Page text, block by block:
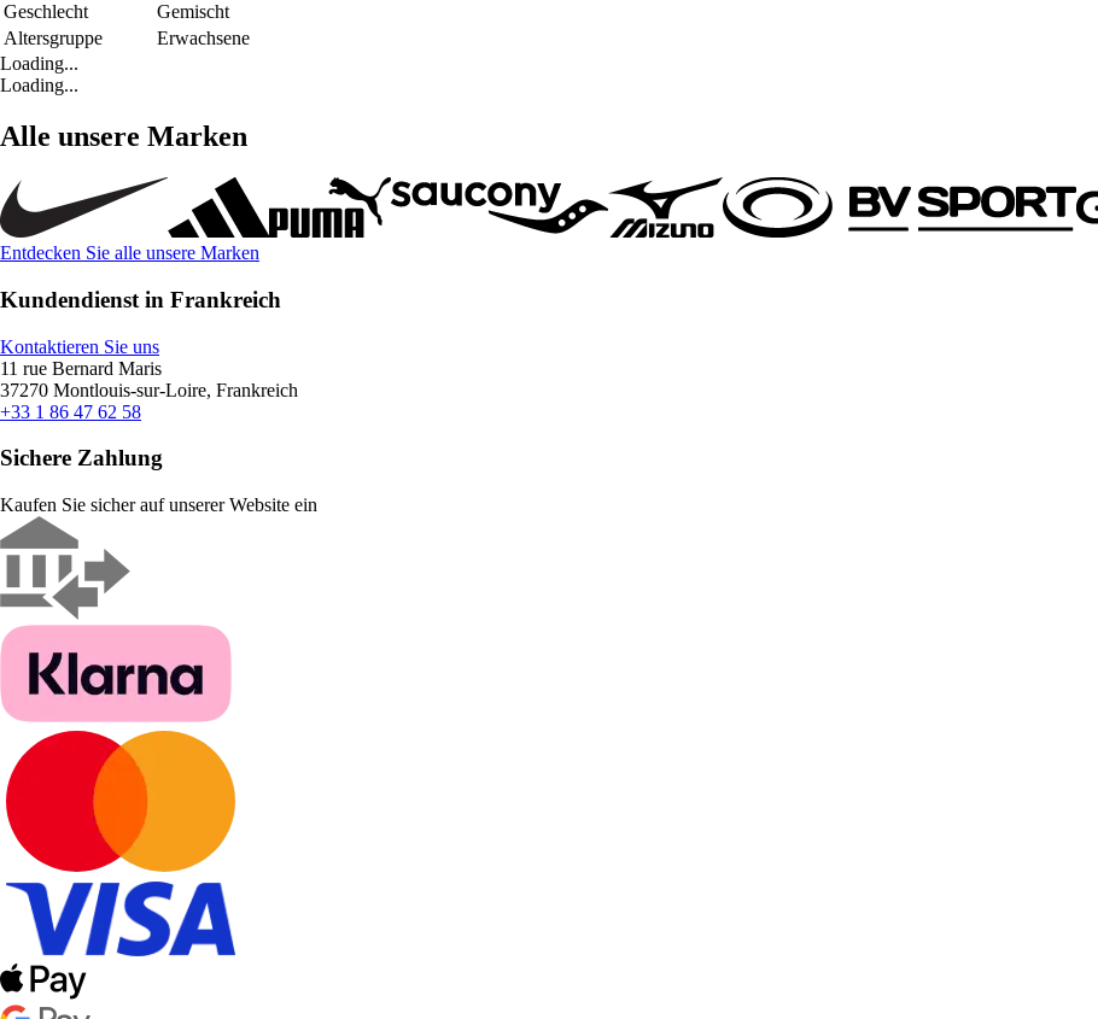
Geschlecht
Gemischt
Altersgruppe
Erwachsene
Loading...
Loading...
Alle unsere Marken
Entdecken Sie alle unsere Marken
Kundendienst in Frankreich
Kontaktieren Sie uns
11 rue Bernard Maris
37270 Montlouis-sur-Loire, Frankreich
+33 1 86 47 62 58
Sichere Zahlung
Kaufen Sie sicher auf unserer Website ein